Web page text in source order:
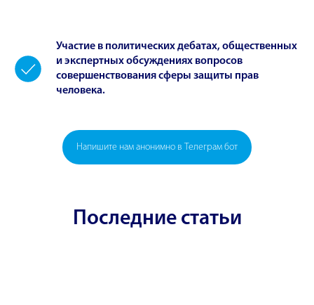
Участие в политических дебатах, общественных
и экспертных обсуждениях вопросов
совершенствования сферы защиты прав
человека.
Напишите нам анонимно в Телеграм бот
Последние статьи